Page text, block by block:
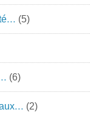
(5)
(6)
(2)